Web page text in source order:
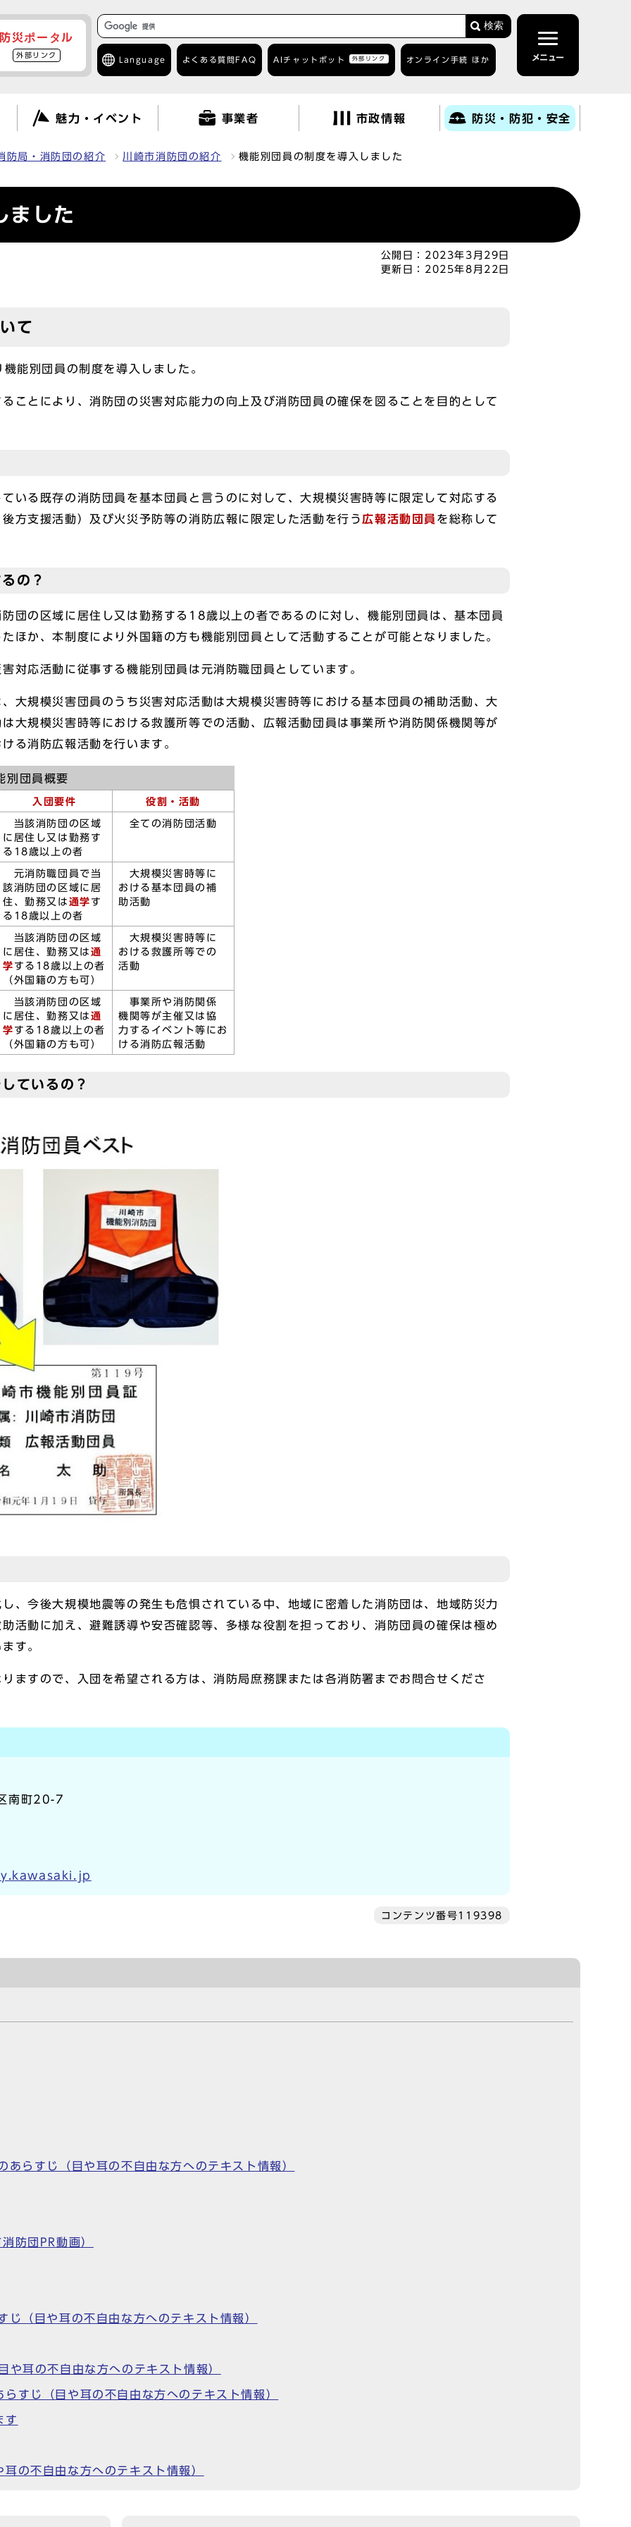
防災ポータル
外部リンク
検索
Language よくある質問 FAQ AIチャットボット 外部リンク オンライン手続 ほか メニュー
魅力・イベント 事業者 市政情報 防災・防犯・安全
防局・消防団の紹介 川崎市消防団の紹介 機能別団員の制度を導入しました
ました
公開日： 2023年3月29日
更新日： 2025年8月22日
て
別団員の制度を導入しました。
とにより、消防団の災害対応能力の向上及び消防団員の確保を図ることを目的として
る既存の消防団員を基本団員と言うのに対して、大規模災害時等に限定して対応する
方支援活動）及び火災予防等の消防広報に限定した活動を行う 広報活動団員 を総称して
の？
団の区域に居住し又は勤務する18歳以上の者であるのに対し、機能別団員は、基本団員
ほか、本制度により外国籍の方も機能別団員として活動することが可能となりました。
応活動に従事する機能別団員は元消防職団員としています。
規模災害団員のうち災害対応活動は大規模災害時等における基本団員の補助活動、大
大規模災害時等における救護所等での活動、広報活動団員は事業所や消防関係機関等が
る消防広報活動を行います。
別団員概要
入団要件 役割・活動
当該消防団の区域
に居住し又は勤務す
る18歳以上の者
全ての消防団活動
元消防職団員で当
該消防団の区域に居
住、勤務又は 通学 す
る18歳以上の者
大規模災害時等に
おける基本団員の補
助活動
当該消防団の区域
に居住、勤務又は 通
学 する18歳以上の者
（外国籍の方も可）
大規模災害時等に
おける救護所等での
活動
当該消防団の区域
に居住、勤務又は 通
学 する18歳以上の者
（外国籍の方も可）
事業所や消防関係
機関等が主催又は協
力するイベント等にお
ける消防広報活動
ているの？
今後大規模地震等の発生も危惧されている中、地域に密着した消防団は、地域防災力
活動に加え、避難誘導や安否確認等、多様な役割を担っており、消防団員の確保は極め
す。
すので、入団を希望される方は、消防局庶務課または各消防署までお問合せくださ
南町20-7
コンテンツ番号119398
らすじ（目や耳の不自由な方へのテキスト情報）
防団PR動画）
（目や耳の不自由な方へのテキスト情報）
耳の不自由な方へのテキスト情報）
すじ（目や耳の不自由な方へのテキスト情報）
す
の不自由な方へのテキスト情報）